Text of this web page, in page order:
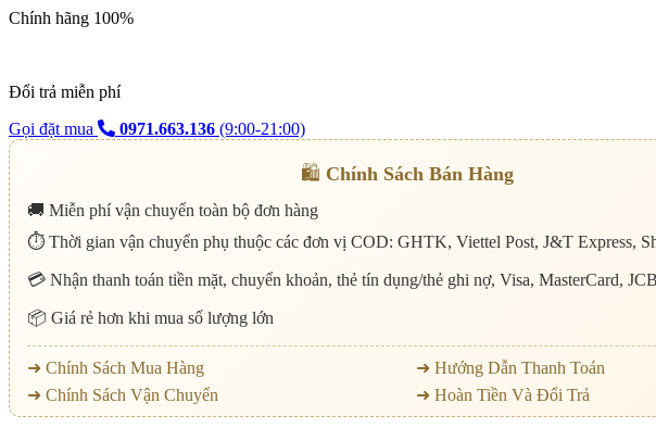
Chính hãng 100%
Đổi trả miễn phí
Gọi đặt mua
0971.663.136 (9:00-21:00)
🛍️ Chính Sách Bán Hàng
🚚 Miễn phí vận chuyển toàn bộ đơn hàng
⏱️ Thời gian vận chuyển phụ thuộc các đơn vị COD: GHTK, Viettel Post, J&T Express,
💳 Nhận thanh toán tiền mặt, chuyển khoản, thẻ tín dụng/thẻ ghi nợ, Visa, MasterCard, JCB
📦 Giá rẻ hơn khi mua số lượng lớn
➜ Chính Sách Mua Hàng
➜ Hướng Dẫn Thanh Toán
➜ Chính Sách Vận Chuyển
➜ Hoàn Tiền Và Đổi Trả